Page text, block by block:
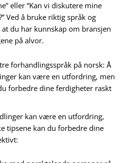
eller “Kan vi diskutere mine
Ved å bruke riktig språk og
du har kunnskap om bransjen
på alvor.
forhandlingsspråk på norsk: Å
kan være en utfordring, men
forbedre dine ferdigheter raskt
kan være en utfordring,
tipsene kan du forbedre dine